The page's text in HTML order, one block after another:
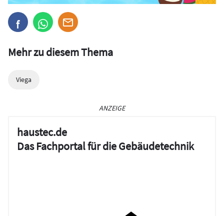
Mehr zu diesem Thema
Viega
ANZEIGE
haustec.de
Das Fachportal für die Gebäudetechnik